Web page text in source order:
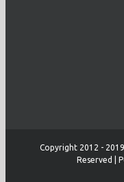
Copyright 2012 -
Reserved |